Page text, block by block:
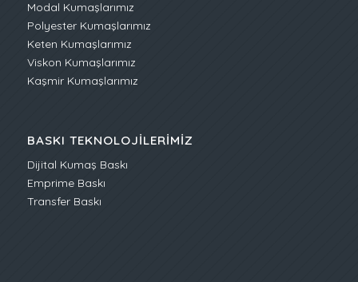
Modal Kumaşlarımız
Polyester Kumaşlarımız
Keten Kumaşlarımız
Viskon Kumaşlarımız
Kaşmir Kumaşlarımız
BASKI TEKNOLOJILERIMIZ
Dijital Kumaş Baskı
Emprime Baskı
Transfer Baskı